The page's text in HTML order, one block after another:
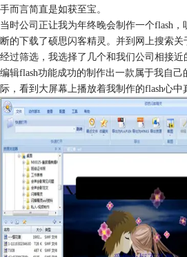
手而言简直是如获至宝。
当时公司正让我为年终晚会制作一个flash
断的下载了硕思闪客精灵。并到网上搜索关
经过筛选，我选择了几个和我们公司相接近
编辑flash功能成功的制作出一款属于我自己
际，看到大屏幕上播放着我制作的flash心中